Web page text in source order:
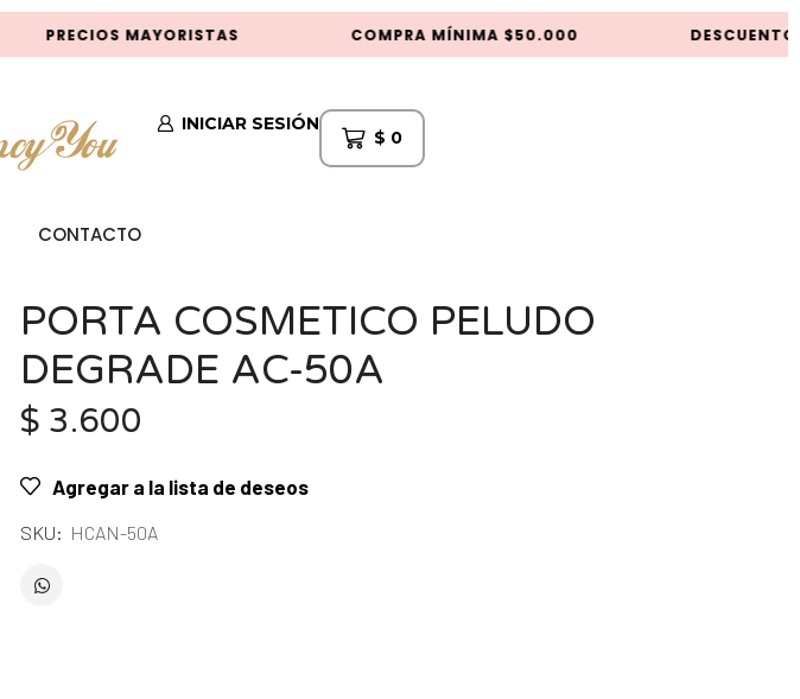
PRECIOS MAYORISTAS COMPRA MÍNIMA $50.000
INICIAR SESIÓN
$ 0
CONTACTO
PORTA COSMETICO PELUDO
DEGRADE AC-50A
$ 3.600
Agregar a la lista de deseos
SKU: HCAN-50A